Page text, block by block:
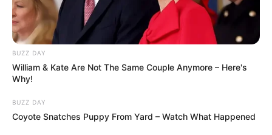
BUZZ DAY
William & Kate Are Not The Same Couple Anymore – Here's
Why!
BUZZ DAY
Coyote Snatches Puppy From Yard – Watch What Happened